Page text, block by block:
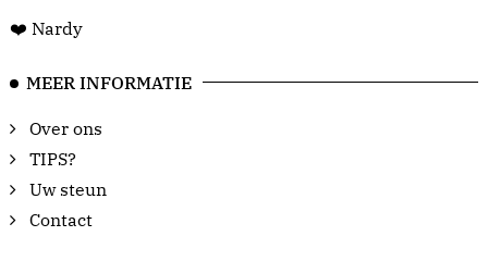
❤️ Nardy
MEER INFORMATIE
Over ons
TIPS?
Uw steun
Contact